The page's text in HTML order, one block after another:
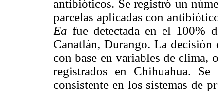
antibióticos. Se registró un
parcelas aplicadas con
Eafue detectada en el 100%
Canatlán, Durango. La
con base en variables de clima,
registrados en Chihuahua.
consistente en los sistemas de